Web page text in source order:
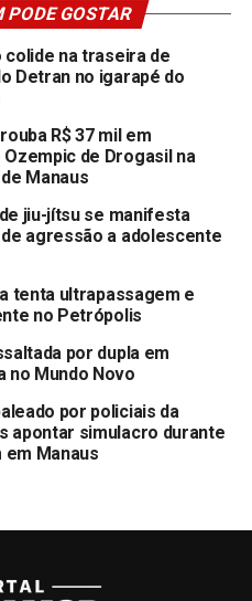
PODE GOSTAR
colide na traseira de
Detran no igarapé do
R$ 37 mil em
de Drogasil na
Manaus
jiu-jítsu se manifesta
agressão a adolescente
tenta ultrapassagem e
no Petrópolis
por dupla em
no Mundo Novo
por policiais da
apontar simulacro durante
Manaus